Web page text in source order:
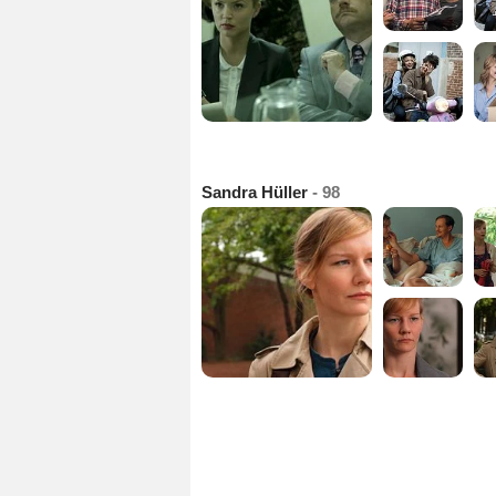
Sandra Hüller - 98